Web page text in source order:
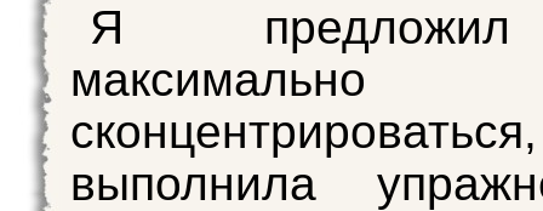
Я
максимально
выполнила